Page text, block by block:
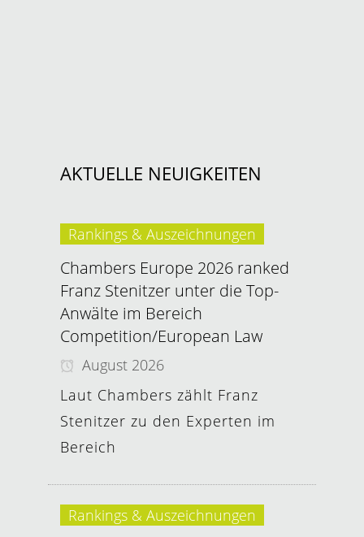
AKTUELLE NEUIGKEITEN
Rankings & Auszeichnungen
Chambers Europe 2026 ranked
Franz Stenitzer unter die Top-
Anwälte im Bereich
Competition/European Law
August 2026
Laut Chambers zählt Franz
Stenitzer zu den Experten im
Bereich
Rankings & Auszeichnungen